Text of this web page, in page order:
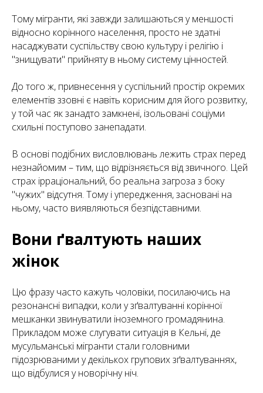
Тому мігранти, які завжди залишаються у меншості
відносно корінного населення, просто не здатні
насаджувати суспільству свою культуру і релігію і
"знищувати" прийняту в ньому систему цінностей.
До того ж, привнесення у суспільний простір окремих
елементів ззовні є навіть корисним для його розвитку,
у той час як занадто замкнені, ізольовані соціуми
схильні поступово занепадати.
В основі подібних висловлювань лежить страх перед
незнайомим – тим, що відрізняється від звичного. Цей
страх ірраціональний, бо реальна загроза з боку
"чужих" відсутня. Тому і упередження, засновані на
ньому, часто виявляються безпідставними.
Вони ґвалтують наших
жінок
Цю фразу часто кажуть чоловіки, посилаючись на
резонансні випадки, коли у зґвалтуванні корінної
мешканки звинуватили іноземного громадянина.
Прикладом може слугувати ситуація в Кельні, де
мусульманські мігранти стали головними
підозрюваними у декількох групових зґвалтуваннях,
що відбулися у новорічну ніч.